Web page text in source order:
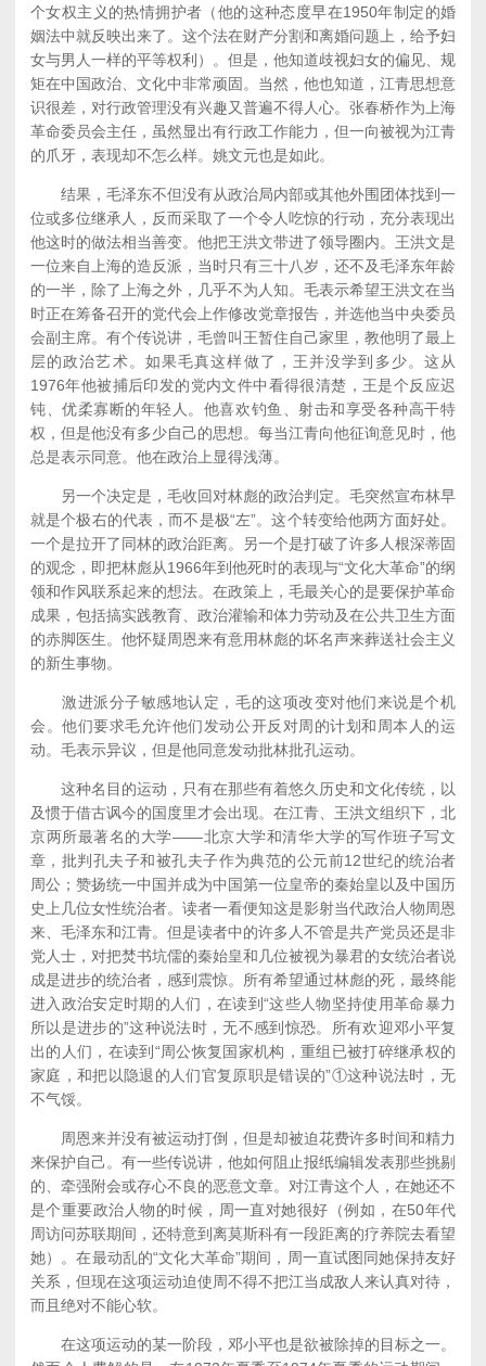
个女权主义的热情拥护者（他的这种态度早在1950年制定的婚
姻法中就反映出来了。这个法在财产分割和离婚问题上，给予妇
女与男人一样的平等权利）。但是，他知道歧视妇女的偏见、规
矩在中国政治、文化中非常顽固。当然，他也知道，江青思想意
识很差，对行政管理没有兴趣又普遍不得人心。张春桥作为上海
革命委员会主任，虽然显出有行政工作能力，但一向被视为江青
的爪牙，表现却不怎么样。姚文元也是如此。
结果，毛泽东不但没有从政治局内部或其他外围团体找到一
位或多位继承人，反而采取了一个令人吃惊的行动，充分表现出
他这时的做法相当善变。他把王洪文带进了领导圈内。王洪文是
一位来自上海的造反派，当时只有三十八岁，还不及毛泽东年龄
的一半，除了上海之外，几乎不为人知。毛表示希望王洪文在当
时正在筹备召开的党代会上作修改党章报告，并选他当中央委员
会副主席。有个传说讲，毛曾叫王暂住自己家里，教他明了最上
层的政治艺术。如果毛真这样做了，王并没学到多少。这从
1976年他被捕后印发的党内文件中看得很清楚，王是个反应迟
钝、优柔寡断的年轻人。他喜欢钓鱼、射击和享受各种高干特
权，但是他没有多少自己的思想。每当江青向他征询意见时，他
总是表示同意。他在政治上显得浅薄。
另一个决定是，毛收回对林彪的政治判定。毛突然宣布林早
就是个极右的代表，而不是极“左”。这个转变给他两方面好处。
一个是拉开了同林的政治距离。另一个是打破了许多人根深蒂固
的观念，即把林彪从1966年到他死时的表现与“文化大革命”的纲
领和作风联系起来的想法。在政策上，毛最关心的是要保护革命
成果，包括搞实践教育、政治灌输和体力劳动及在公共卫生方面
的赤脚医生。他怀疑周恩来有意用林彪的坏名声来葬送社会主义
的新生事物。
激进派分子敏感地认定，毛的这项改变对他们来说是个机
会。他们要求毛允许他们发动公开反对周的计划和周本人的运
动。毛表示异议，但是他同意发动批林批孔运动。
这种名目的运动，只有在那些有着悠久历史和文化传统，以
及惯于借古讽今的国度里才会出现。在江青、王洪文组织下，北
京两所最著名的大学——北京大学和清华大学的写作班子写文
章，批判孔夫子和被孔夫子作为典范的公元前12世纪的统治者
周公；赞扬统一中国并成为中国第一位皇帝的秦始皇以及中国历
史上几位女性统治者。读者一看便知这是影射当代政治人物周恩
来、毛泽东和江青。但是读者中的许多人不管是共产党员还是非
党人士，对把焚书坑儒的秦始皇和几位被视为暴君的女统治者说
成是进步的统治者，感到震惊。所有希望通过林彪的死，最终能
进入政治安定时期的人们，在读到“这些人物坚持使用革命暴力
所以是进步的”这种说法时，无不感到惊恐。所有欢迎邓小平复
出的人们，在读到“周公恢复国家机构，重组已被打碎继承权的
家庭，和把以隐退的人们官复原职是错误的”①这种说法时，无
不气馁。
周恩来并没有被运动打倒，但是却被迫花费许多时间和精力
来保护自己。有一些传说讲，他如何阻止报纸编辑发表那些挑剔
的、牵强附会或存心不良的恶意文章。对江青这个人，在她还不
是个重要政治人物的时候，周一直对她很好（例如，在50年代
周访问苏联期间，还特意到离莫斯科有一段距离的疗养院去看望
她）。在最动乱的“文化大革命”期间，周一直试图同她保持友好
关系，但现在这项运动迫使周不得不把江当成敌人来认真对待，
而且绝对不能心软。
在这项运动的某一阶段，邓小平也是欲被除掉的目标之一。